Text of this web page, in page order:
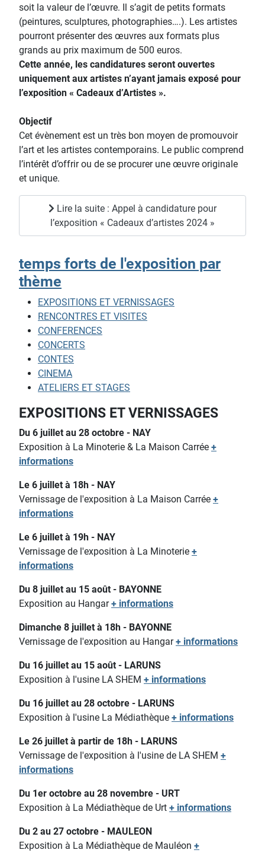
soit la valeur de l’œuvre. Il s’agit de petits formats
(peintures, sculptures, photographies….). Les artistes
pourront présenter des œuvres aux formats plus
grands au prix maximum de 500 euros.
Cette année, les candidatures seront ouvertes
uniquement aux artistes n’ayant jamais exposé pour
l’exposition « Cadeaux d’Artistes ».
Objectif
Cet évènement est un très bon moyen de promouvoir
l’art et les artistes contemporains. Le public comprend
l’intérêt d’offrir ou de se procurer une œuvre originale
et unique.
Lire la suite : Appel à candidature pour
l’exposition « Cadeaux d’artistes 2024 »
temps forts de l'exposition par
thème
EXPOSITIONS ET VERNISSAGES
RENCONTRES ET VISITES
CONFERENCES
CONCERTS
CONTES
CINEMA
ATELIERS ET STAGES
EXPOSITIONS ET VERNISSAGES
Du 6 juillet au 28 octobre - NAY
Exposition à La Minoterie & La Maison Carrée +
informations
Le 6 juillet à 18h - NAY
Vernissage de l'exposition à La Maison Carrée +
informations
Le 6 juillet à 19h - NAY
Vernissage de l'exposition à La Minoterie +
informations
Du 8 juillet au 15 août - BAYONNE
Exposition au Hangar+ informations
Dimanche 8 juillet à 18h - BAYONNE
Vernissage de l'exposition au Hangar+ informations
Du 16 juillet au 15 août - LARUNS
Exposition à l'usine LA SHEM + informations
Du 16 juillet au 28 octobre - LARUNS
Exposition à l'usine La Médiathèque + informations
Le 26 juillet à partir de 18h - LARUNS
Vernissage de l'exposition à l'usine de LA SHEM +
informations
Du 1er octobre au 28 novembre - URT
Exposition à La Médiathèque de Urt + informations
Du 2 au 27 octobre - MAULEON
Exposition à La Médiathèque de Mauléon +